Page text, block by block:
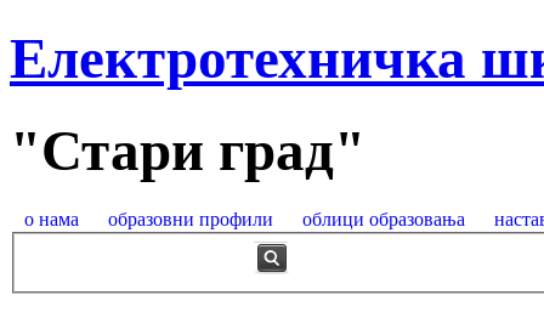
Електротехничка
"Стари град"
о нама образовни профили облици образовања